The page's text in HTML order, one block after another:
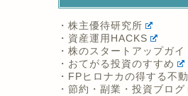
・株主優待研究所
・資産運用HACKS
・株のスタートアップガイ
・おてがる投資のすすめ
・FPヒロナカの得する不
・節約・副業・投資ブログ